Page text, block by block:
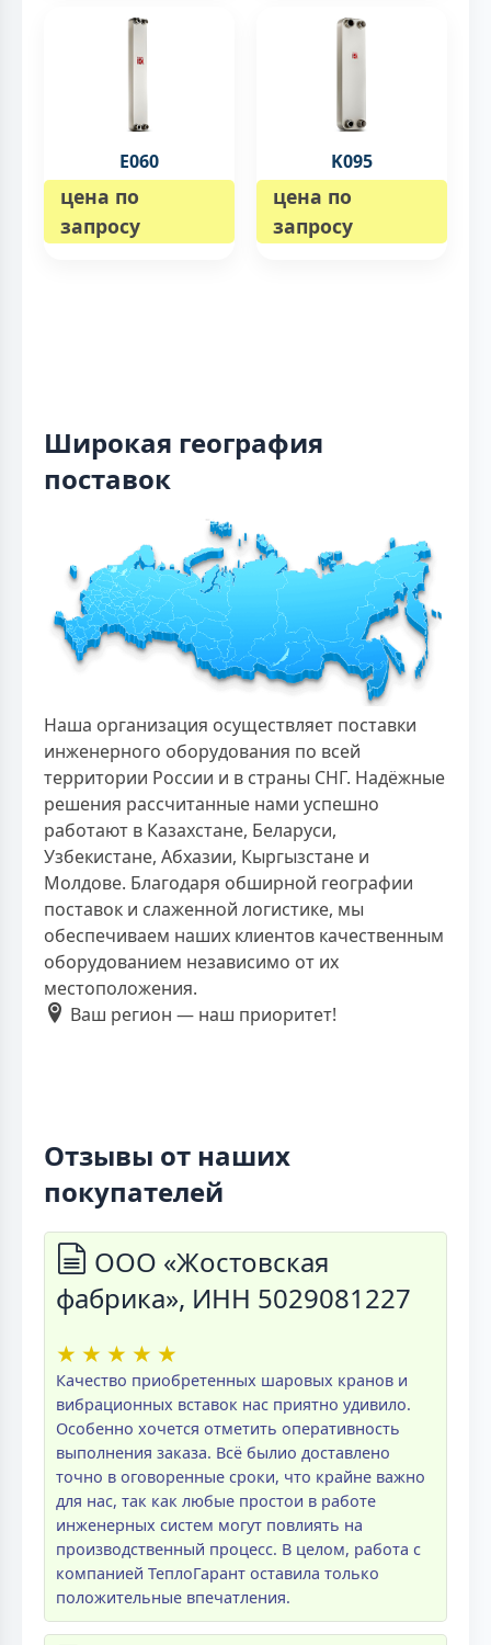
E060
цена по
запросу
K095
цена по
запросу
Широкая география
поставок
Наша организация осуществляет поставки
инженерного оборудования по всей
территории России и в страны СНГ. Надёжные
решения рассчитанные нами успешно
работают в Казахстане, Беларуси,
Узбекистане, Абхазии, Кыргызстане и
Молдове. Благодаря обширной географии
поставок и слаженной логистике, мы
обеспечиваем наших клиентов качественным
оборудованием независимо от их
местоположения.
Ваш регион — наш приоритет!
Отзывы от наших
покупателей
ООО «Жостовская
фабрика», ИНН 5029081227
★ ★ ★ ★ ★
Качество приобретенных шаровых кранов и
вибрационных вставок нас приятно удивило.
Особенно хочется отметить оперативность
выполнения заказа. Всё былио доставлено
точно в оговоренные сроки, что крайне важно
для нас, так как любые простои в работе
инженерных систем могут повлиять на
производственный процесс. В целом, работа с
компанией ТеплоГарант оставила только
положительные впечатления.